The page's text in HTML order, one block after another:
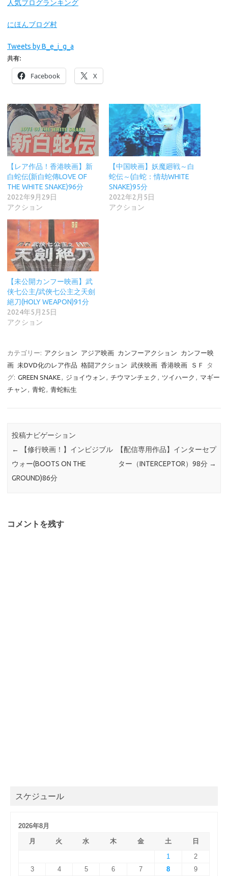
人気ブログランキング
にほんブログ村
Tweets by B_e_i_g_a
共有:
Facebook X
【レア作品！香港映画】新
白蛇伝(新白蛇傳LOVE OF
THE WHITE SNAKE)96分
2022年9月29日
アクション
【中国映画】妖魔廻戦～白
蛇伝～(白蛇：情劫WHITE
SNAKE)95分
2022年2月5日
アクション
【未公開カンフー映画】武
侠七公主/武俠七公主之天劍
絕刀(HOLY WEAPON)91分
2024年5月25日
アクション
カテゴリー: アクション アジア映画 カンフーアクション
カンフー映
画 未DVD化のレア作品 格闘アクション 武侠映画 香港映画 ＳＦ
タ
グ: GREEN SNAKE, ジョイウォン , チウマンチェク , ツイハーク , マギー
チャン , 青蛇, 青蛇転生
投稿ナビゲーション
←
【修行映画！】インビジブル
ウォー(BOOTS ON THE
GROUND)86分
【配信専用作品】インターセプ
ター（INTERCEPTOR）98分 →
コメントを残す
スケジュール
2026年8月
月
火 水 木 金 土
日
1
2
3
4 5 6 7 8 9